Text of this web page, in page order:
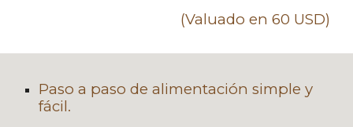
(Valuado en 60 USD)
Paso a paso de alimentación simple y
fácil.